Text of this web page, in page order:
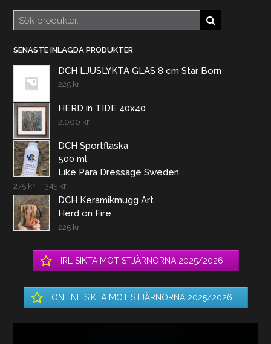
Sök
efter:
SENASTE INLAGDA PRODUKTER
DCH LJUSLYKTA GLAS 8 cm Star Born
225 kr
HERD in TIDE 40x40
2.000 kr
DCH Sportflaska
500 ml
Like Para Dressage Sweden
275 kr – 345 kr
DCH Keramikmugg Art
Herd on Fire
225 kr
IRL SIKTA MOT STJÄRNORNA 2025/2026
ONLINE SIKTA MOT STJÄRNORNA 2025/2026